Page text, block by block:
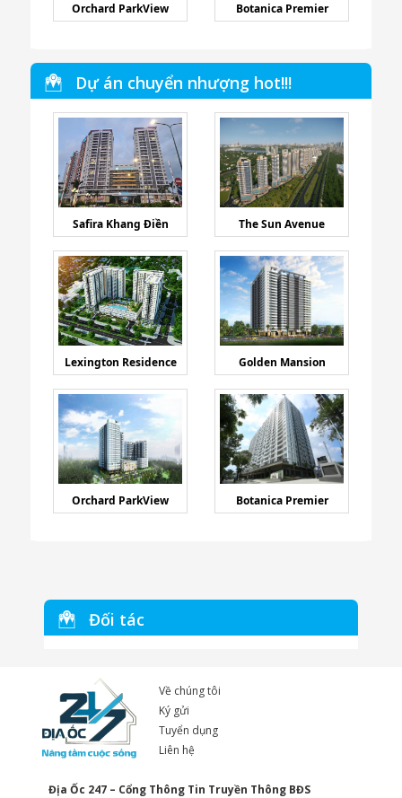
Orchard ParkView Botanica Premier
Dự án chuyển nhượng hot!!!
Safira Khang Điền The Sun Avenue
Lexington Residence Golden Mansion
Orchard ParkView Botanica Premier
Đối tác
Về chúng tôi
Ký gửi
Tuyển dụng
Liên hệ
Địa Ốc 247 – Cổng Thông Tin Truyền Thông BĐS